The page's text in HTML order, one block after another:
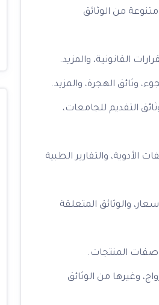
من الوثائق
القانونية، والمزيد.
وثائق الهجرة، والمزيد.
التقديم للجامعات،
الأدوية، والتقارير الطبية
والوثائق المتعلقة
المنتجات.
وغيرها من الوثائق